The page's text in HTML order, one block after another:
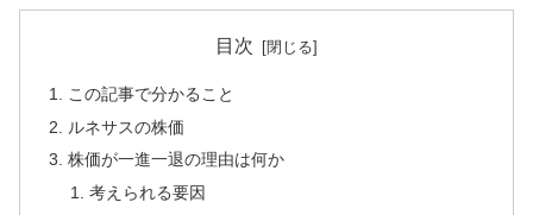
目次
この記事で分かること
ルネサスの株価
株価が一進一退の理由は何か
考えられる要因